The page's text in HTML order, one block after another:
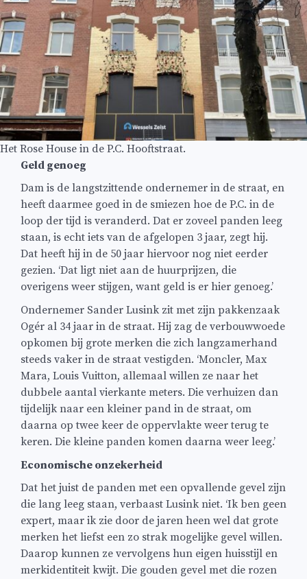
Het Rose House in de P.C. Hooftstraat.
Geld genoeg
Dam is de langstzittende ondernemer in de straat, en
heeft daarmee goed in de smiezen hoe de P.C. in de
loop der tijd is veranderd. Dat er zoveel panden leeg
staan, is echt iets van de afgelopen 3 jaar, zegt hij.
Dat heeft hij in de 50 jaar hiervoor nog niet eerder
gezien. ‘Dat ligt niet aan de huurprijzen, die
overigens weer stijgen, want geld is er hier genoeg.’
Ondernemer Sander Lusink zit met zijn pakkenzaak
Ogér al 34 jaar in de straat. Hij zag de verbouwwoede
opkomen bij grote merken die zich langzamerhand
steeds vaker in de straat vestigden. ‘Moncler, Max
Mara, Louis Vuitton, allemaal willen ze naar het
dubbele aantal vierkante meters. Die verhuizen dan
tijdelijk naar een kleiner pand in de straat, om
daarna op twee keer de oppervlakte weer terug te
keren. Die kleine panden komen daarna weer leeg.’
Economische onzekerheid
Dat het juist de panden met een opvallende gevel zijn
die lang leeg staan, verbaast Lusink niet. ‘Ik ben geen
expert, maar ik zie door de jaren heen wel dat grote
merken het liefst een zo strak mogelijke gevel willen.
Daarop kunnen ze vervolgens hun eigen huisstijl en
merkidentiteit kwijt. Die gouden gevel met die rozen